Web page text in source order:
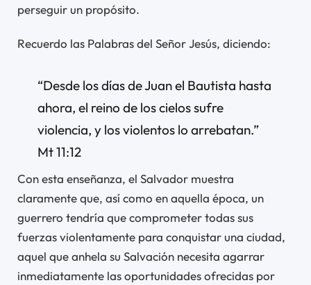
perseguir un propósito.
Recuerdo las Palabras del Señor Jesús, diciendo:
“Desde los días de Juan el Bautista hasta
ahora, el reino de los cielos sufre
violencia, y los violentos lo arrebatan.”
Mt 11:12
Con esta enseñanza, el Salvador muestra
claramente que, así como en aquella época, un
guerrero tendría que comprometer todas sus
fuerzas violentamente para conquistar una ciudad,
aquel que anhela su Salvación necesita agarrar
inmediatamente las oportunidades ofrecidas por